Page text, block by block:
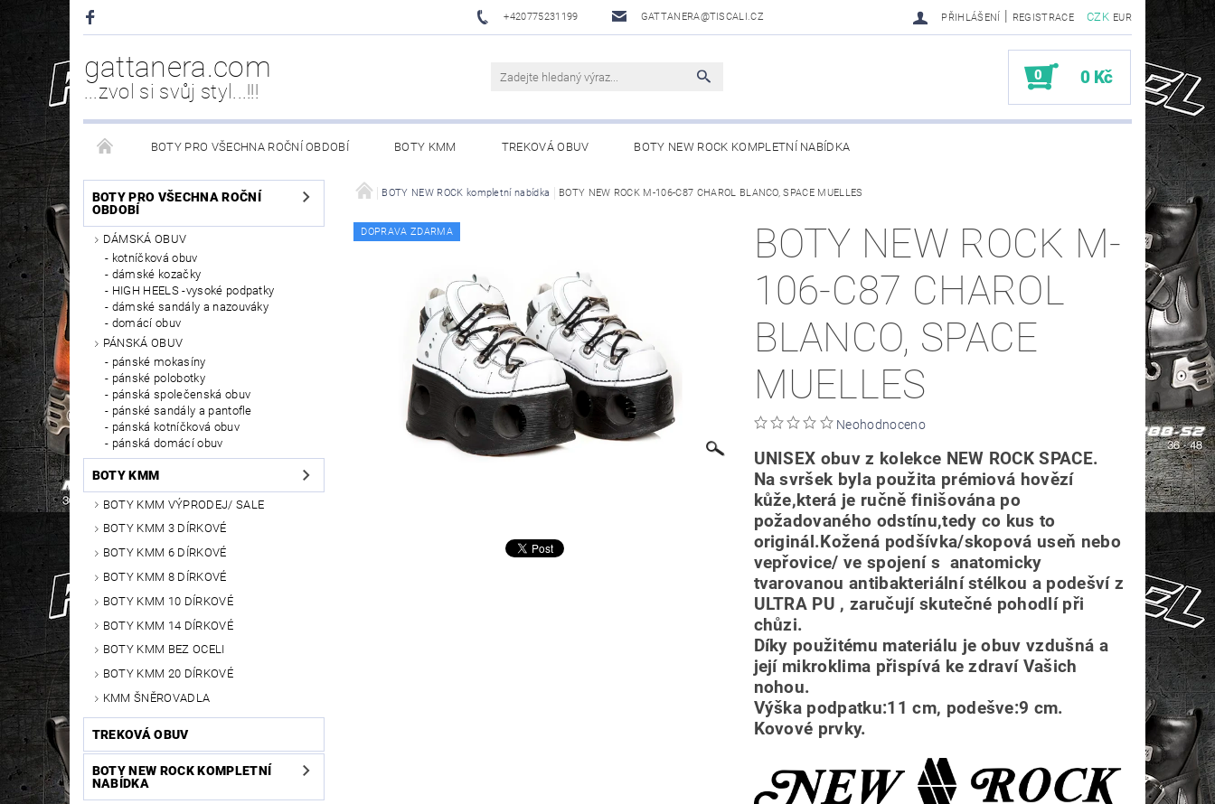
+420775231199 GATTANERA@TISCALI.CZ CZK EUR
PŘIHLÁŠENÍ | REGISTRACE
gattanera.com
...zvol si svůj styl...!!!
0 0 Kč
BOTY PRO VŠECHNA ROČNÍ OBDOBÍ BOTY KMM TREKOVÁ OBUV BOTY NEW ROCK KOMPLETNÍ NABÍDKA
NEW ROCK DOPLŇKY/NÁHRADNÍ DÍLY WESTERNOVÁ OBUV WESTERN BELTS /WESTERNOVÉ OPASKY/ BOTY SENDRA-SENDRA HANDMADE BIKER BOOTS
PÉČE O OBUV
BOTY PRO VŠECHNA ROČNÍ
OBDOBÍ
DÁMSKÁ OBUV
kotníčková obuv
dámské kozačky
HIGH HEELS -vysoké podpatky
dámské sandály a nazouváky
domácí obuv
PÁNSKÁ OBUV
pánské mokasíny
pánské polobotky
pánská společenská obuv
pánské sandály a pantofle
pánská kotníčková obuv
pánská domácí obuv
BOTY KMM
BOTY KMM VÝPRODEJ/ SALE
BOTY KMM 3 DÍRKOVÉ
BOTY KMM 6 DÍRKOVÉ
BOTY KMM 8 DÍRKOVÉ
BOTY KMM 10 DÍRKOVÉ
BOTY KMM 14 DÍRKOVÉ
BOTY KMM BEZ OCELI
BOTY KMM 20 DÍRKOVÉ
KMM ŠNĚROVADLA
TREKOVÁ OBUV
BOTY NEW ROCK KOMPLETNÍ
NABÍDKA
BOTY NEW ROCK kompletní nabídka BOTY NEW ROCK M-106-C87 CHAROL BLANCO, SPACE MUELLES
DOPRAVA ZDARMA
BOTY NEW ROCK M-
106-C87 CHAROL
BLANCO, SPACE
MUELLES
Neohodnoceno
UNISEX obuv z kolekce NEW ROCK SPACE.
Na svršek byla použita prémiová hovězí
kůže,která je ručně finišována po
požadovaného odstínu,tedy co kus to
originál.Kožená podšívka/skopová useň nebo
vepřovice/ ve spojení s anatomicky
tvarovanou antibakteriální stélkou a podešví z
ULTRA PU , zaručují skutečné pohodlí při
chůzi.
Díky použitému materiálu je obuv vzdušná a
její mikroklima přispívá ke zdraví Vašich
nohou.
Výška podpatku:11 cm, podešve:9 cm.
Kovové prvky.